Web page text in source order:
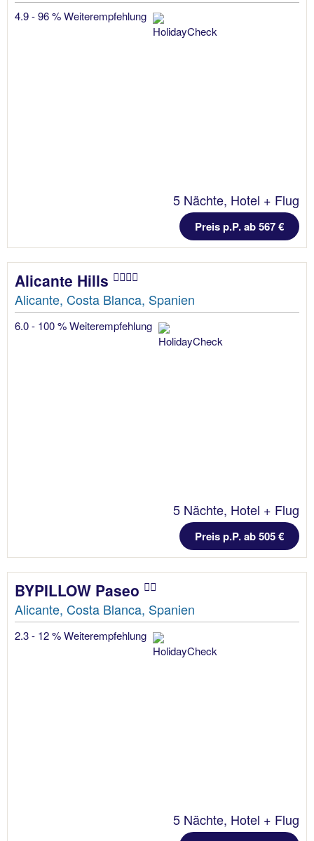
4.9 - 96 % Weiterempfehlung
5 Nächte, Hotel + Flug
Preis p.P. ab 567 €
Alicante Hills
Alicante, Costa Blanca, Spanien
6.0 - 100 % Weiterempfehlung
5 Nächte, Hotel + Flug
Preis p.P. ab 505 €
BYPILLOW Paseo
Alicante, Costa Blanca, Spanien
2.3 - 12 % Weiterempfehlung
5 Nächte, Hotel + Flug